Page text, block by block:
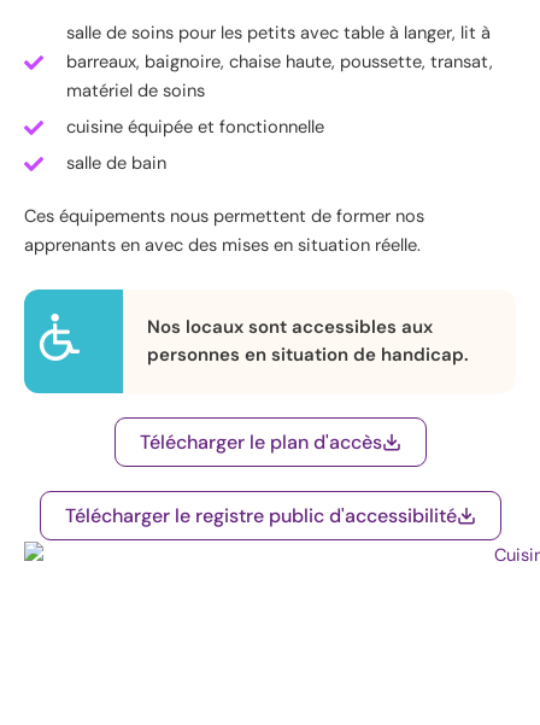
salle de soins pour les petits avec table à langer, lit à
barreaux, baignoire, chaise haute, poussette, transat,
matériel de soins
cuisine équipée et fonctionnelle
salle de bain
Ces équipements nous permettent de former nos
apprenants en avec des mises en situation réelle.
Nos locaux sont accessibles aux
personnes en situation de handicap.
Télécharger le plan d'accès
Télécharger le registre public d'accessibilité